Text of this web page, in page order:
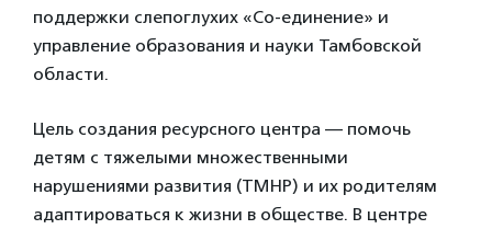
поддержки слепоглухих «Со-единение» и
управление образования и науки Тамбовской
области.
Цель создания ресурсного центра — помочь
детям с тяжелыми множественными
нарушениями развития (ТМНР) и их родителям
адаптироваться к жизни в обществе. В центре